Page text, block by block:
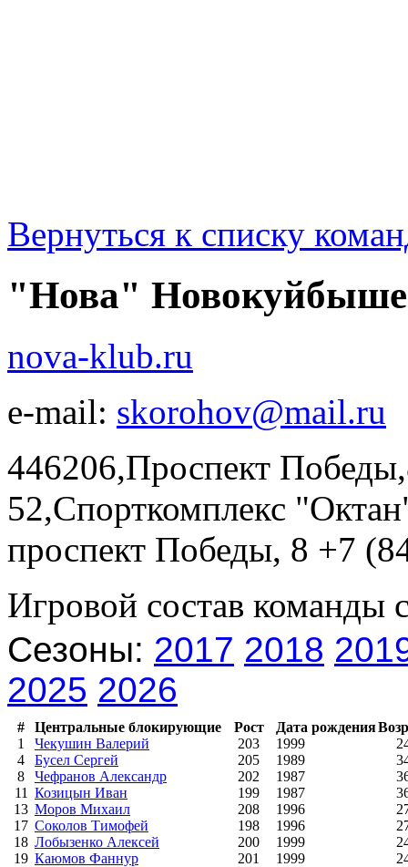
Вернуться к списку
"Нова"
nova-klub.ru
e-mail: skorohov@mail.ru
446206,Проспект
52,Спорткомплекс
проспект Победы, 8 +7
Игровой состав команды
Сезоны: 2017 2018
2025 2026
# Центральные блокирующие Рост Дата рождения
1
Чекушин Валерий 203 1999
4
Бусел Сергей 205 1989
8
Чефранов Александр 202 1987
11 Козицын Иван 199 1987
13 Моров Михаил 208 1996
17 Соколов Тимофей 198 1996
18 Лобызенко Алексей 200 1999
19 Каюмов Фаннур 201 1999